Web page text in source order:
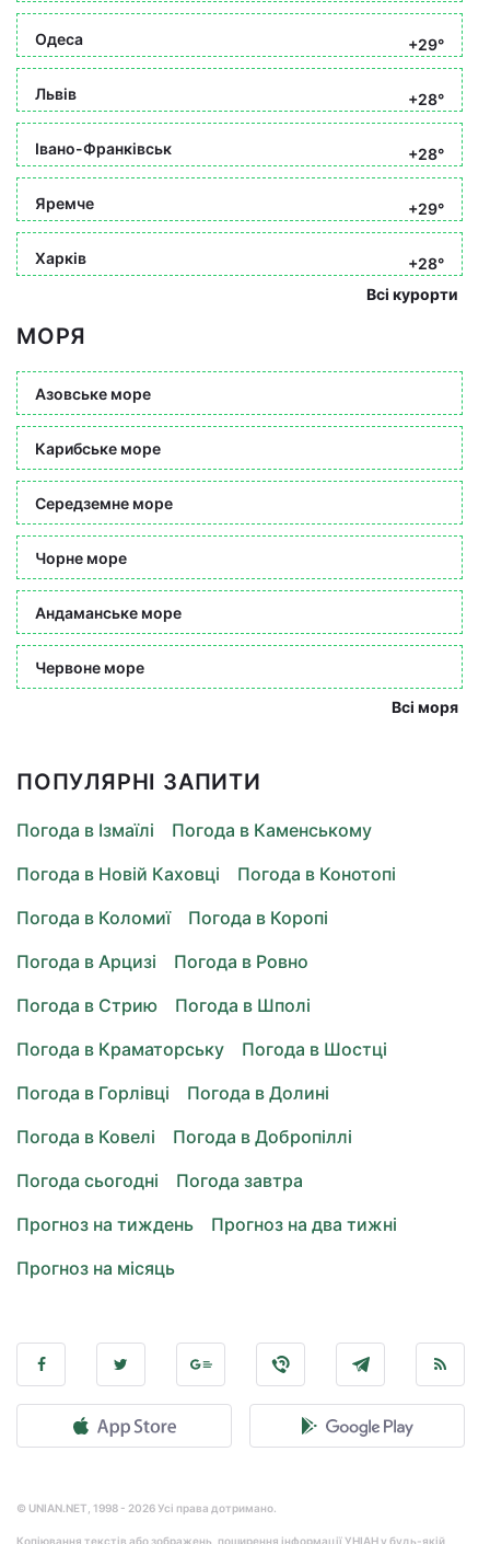
Одеса +29°
Львів +28°
Івано-Франківськ +28°
Яремче +29°
Харків
+28°
Всі курорти
МОРЯ
Азовське море
Карибське море
Середземне море
Чорне море
Андаманське море
Червоне море
Всі моря
ПОПУЛЯРНІ ЗАПИТИ
Погода в Ізмаїлі
Погода в Каменському
Погода в Новій Каховці
Погода в Конотопі
Погода в Коломиї
Погода в Коропі
Погода в Арцизі
Погода в Ровно
Погода в Стрию
Погода в Шполі
Погода в Краматорську
Погода в Шостці
Погода в Горлівці
Погода в Долині
Погода в Ковелі
Погода в Добропіллі
Погода сьогодні
Погода завтра
Прогноз на тиждень
Прогноз на два тижні
Прогноз на місяць
© UNIAN.NET, 1998 - 2026 Усі права дотримано.
Копіювання текстів або зображень, поширення інформації УНІАН у будь-якій